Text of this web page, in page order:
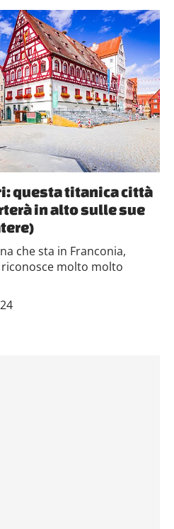
questa titanica città
in alto sulle sue
che sta in Franconia,
riconosce molto molto